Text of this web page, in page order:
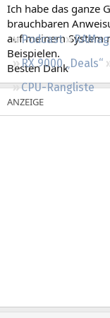
Podcast
RX 9000 „Deals“
CPU-Rangliste
Ich habe das ganze
brauchbaren
auf meinem System
Beispielen.
Besten Dank